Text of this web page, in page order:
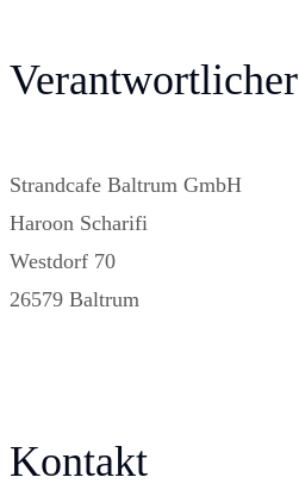
Verantwortlicher
Strandcafe Baltrum GmbH
Haroon Scharifi
Westdorf 70
26579 Baltrum
Kontakt